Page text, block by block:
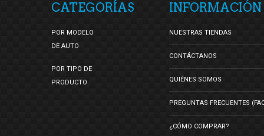
CATEGORÍAS
POR MODELO
DE AUTO
POR TIPO DE
PRODUCTO
INFORMACIÓN
NUESTRAS TIENDAS
CONTÁCTANOS
QUIÉNES SOMOS
PREGUNTAS FRECUENTES
¿CÓMO COMPRAR?